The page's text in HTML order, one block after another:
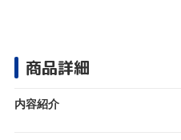
商品詳細
内容紹介